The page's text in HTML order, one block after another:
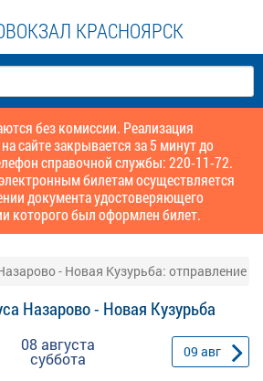
КРАСНОЯРСК
без комиссии. Реализация
сайте закрывается за 5 минут до
справочной службы: 220-11-72.
билетам осуществляется
документа удостоверяющего
которого был оформлен билет.
- Новая Кузурьба: отправление
Назарово - Новая Кузурьба
08 августа
суббота 09 авг